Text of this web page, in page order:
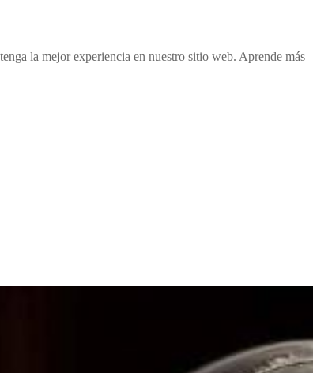
la mejor experiencia en nuestro sitio web. Aprende más